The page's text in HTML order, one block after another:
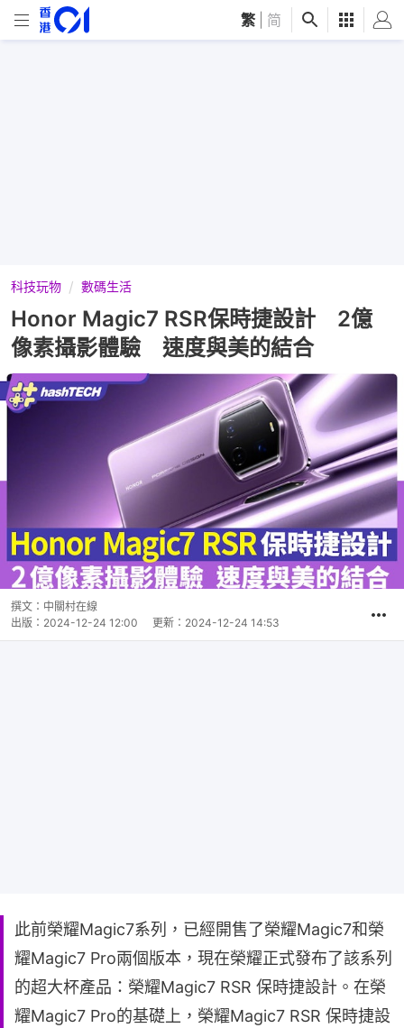
繁 简
科技玩物 數碼生活
Honor Magic7 RSR保時捷設計 2億
像素攝影體驗 速度與美的結合
撰文： 中關村在線
出版： 2024-12-24 12:00 更新： 2024-12-24 14:53
此前榮耀Magic7系列，已經開售了榮耀Magic7和榮
耀Magic7 Pro兩個版本，現在榮耀正式發布了該系列
的超大杯產品：榮耀Magic7 RSR 保時捷設計。在榮
耀Magic7 Pro的基礎上，榮耀Magic7 RSR 保時捷設